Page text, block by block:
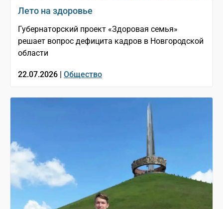
Лето на здоровье
Губернаторский проект «Здоровая семья»
решает вопрос дефицита кадров в Новгородской
области
22.07.2026 | Общество